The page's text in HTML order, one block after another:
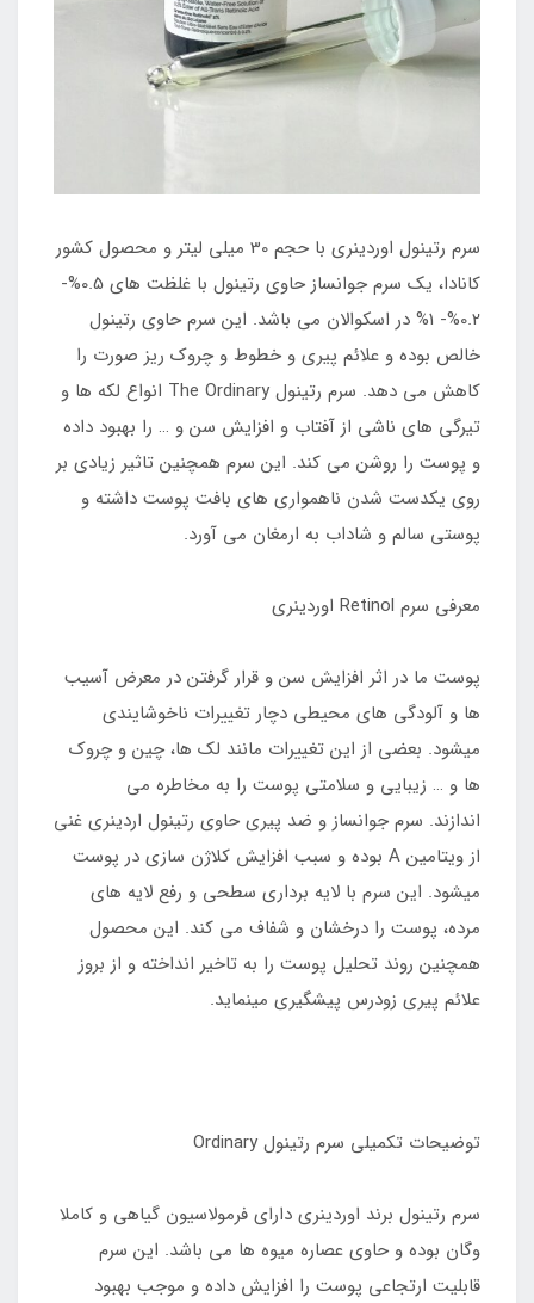
سرم رتینول اوردینری با حجم 30 میلی لیتر و محصول کشور
کانادا، یک سرم جوانساز حاوی رتینول با غلظت های 0.5%-
0.2%- 1% در اسکوالان می باشد. این سرم حاوی رتینول
خالص بوده و علائم پیری و خطوط و چروک ریز صورت را
کاهش می دهد. سرم رتینول The Ordinary انواع لکه ها و
تیرگی های ناشی از آفتاب و افزایش سن و … را بهبود داده
و پوست را روشن می کند. این سرم همچنین تاثیر زیادی بر
روی یکدست شدن ناهمواری های بافت پوست داشته و
پوستی سالم و شاداب به ارمغان می آورد.
معرفی سرم Retinol اوردینری
پوست ما در اثر افزایش سن و قرار گرفتن در معرض آسیب
ها و آلودگی های محیطی دچار تغییرات ناخوشایندی
میشود. بعضی از این تغییرات مانند لک ها، چین و چروک
ها و … زیبایی و سلامتی پوست را به مخاطره می
اندازند. سرم جوانساز و ضد پیری حاوی رتینول اردینری غنی
از ویتامین A بوده و سبب افزایش کلاژن سازی در پوست
میشود. این سرم با لایه برداری سطحی و رفع لایه های
مرده، پوست را درخشان و شفاف می کند. این محصول
همچنین روند تحلیل پوست را به تاخیر انداخته و از بروز
علائم پیری زودرس پیشگیری مینماید.
توضیحات تکمیلی سرم رتینول Ordinary
سرم رتینول برند اوردینری دارای فرمولاسیون گیاهی و کاملا
وگان بوده و حاوی عصاره میوه ها می باشد. این سرم
قابلیت ارتجاعی پوست را افزایش داده و موجب بهبود